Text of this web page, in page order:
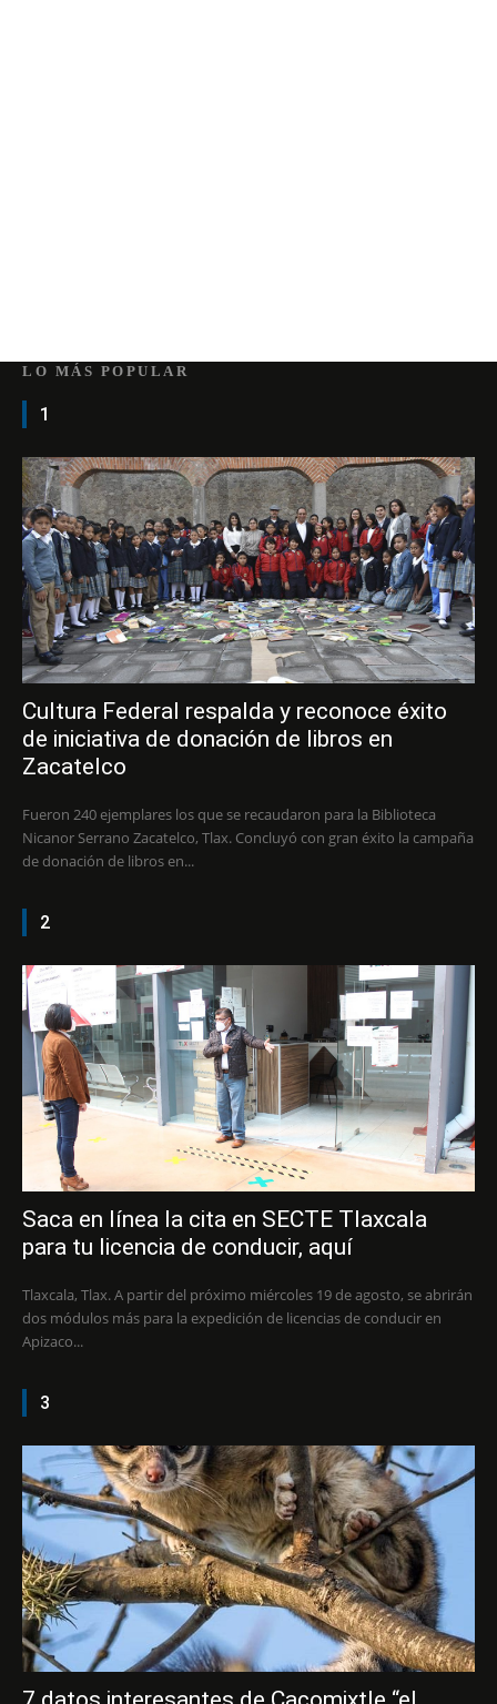
LO MÁS POPULAR
1
Cultura Federal respalda y reconoce éxito
de iniciativa de donación de libros en
Zacatelco
Fueron 240 ejemplares los que se recaudaron para la Biblioteca
Nicanor Serrano Zacatelco, Tlax. Concluyó con gran éxito la campaña
de donación de libros en...
2
Saca en línea la cita en SECTE Tlaxcala
para tu licencia de conducir, aquí
Tlaxcala, Tlax. A partir del próximo miércoles 19 de agosto, se abrirán
dos módulos más para la expedición de licencias de conducir en
Apizaco...
3